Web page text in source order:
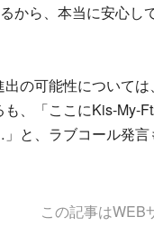
から、本当に安心
の可能性について
、「ここにKis-My-
と、ラブコール発言
この記事はWEB